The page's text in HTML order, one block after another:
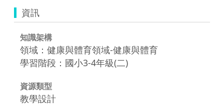
資訊
知識架構
領域：健康與體育領域-健康與體育
學習階段：國小3-4年級(二)
資源類型
教學設計